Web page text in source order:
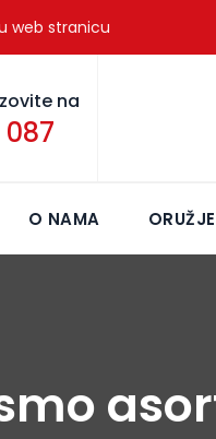
web stranicu
na
O NAMA ORUŽJE